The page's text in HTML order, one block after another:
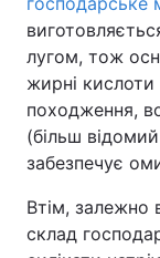
лугом, тож
жирні
походження,
(більш
забезпечує
Втім, залежно
склад